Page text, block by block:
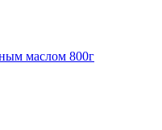
маслом 800г